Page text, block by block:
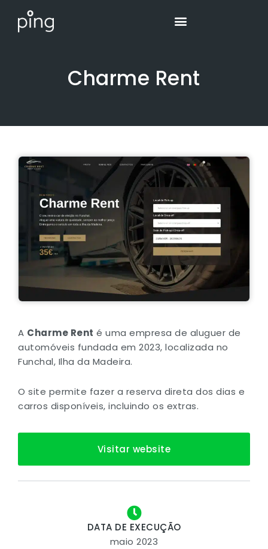
content
Charme Rent
A Charme Rent é uma empresa de aluguer de
automóveis fundada em 2023, localizada no
Funchal, Ilha da Madeira.
O site permite fazer a reserva direta dos dias e
carros disponíveis, incluindo os extras.
Visitar website
DATA DE EXECUÇÃO
maio 2023